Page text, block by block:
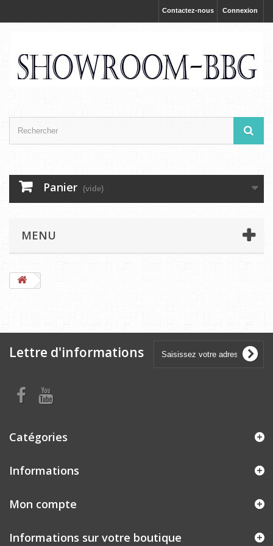
Connexion
Contactez-nous
Panier (vide)
MENU
Lettre d'informations
Catégories
Informations
Mon compte
Informations sur votre boutique